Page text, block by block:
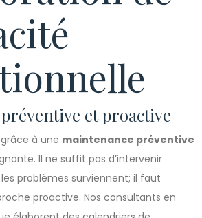
et proactive
à une maintenance préventive
Il ne suffit pas d’intervenir
problèmes surviennent; il faut
proactive. Nos consultants en